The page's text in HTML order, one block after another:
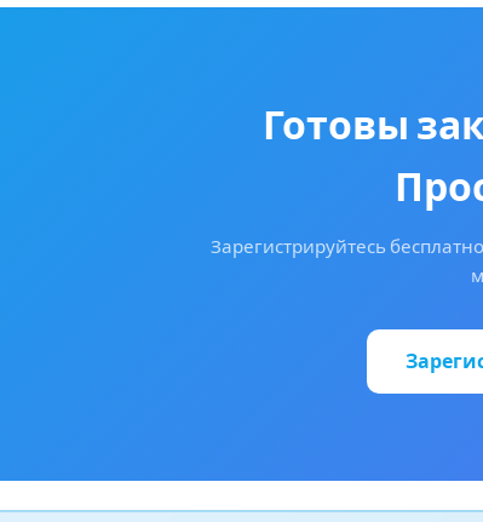
Готовы
Зарегистрируйтесь